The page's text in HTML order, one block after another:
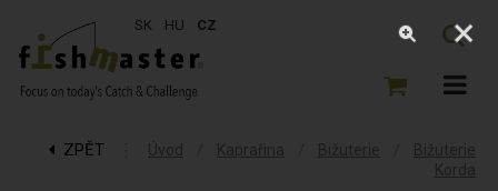
SK HU CZ
ZPĚT Úvod Kaprařina Bižuterie
Bižuterie
Korda